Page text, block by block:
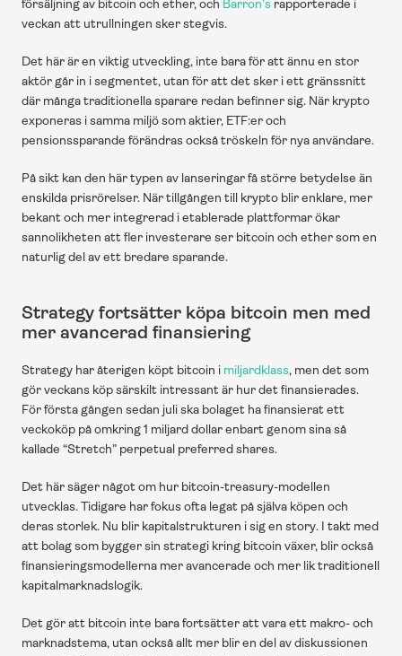
försäljning av bitcoin och ether, och Barron’s rapporterade i
veckan att utrullningen sker stegvis.
Det här är en viktig utveckling, inte bara för att ännu en stor
aktör går in i segmentet, utan för att det sker i ett gränssnitt
där många traditionella sparare redan befinner sig. När krypto
exponeras i samma miljö som aktier, ETF:er och
pensionssparande förändras också tröskeln för nya användare.
På sikt kan den här typen av lanseringar få större betydelse än
enskilda prisrörelser. När tillgången till krypto blir enklare, mer
bekant och mer integrerad i etablerade plattformar ökar
sannolikheten att fler investerare ser bitcoin och ether som en
naturlig del av ett bredare sparande.
Strategy fortsätter köpa bitcoin men med
mer avancerad finansiering
Strategy har återigen köpt bitcoin i miljardklass, men det som
gör veckans köp särskilt intressant är hur det finansierades.
För första gången sedan juli ska bolaget ha finansierat ett
veckoköp på omkring 1 miljard dollar enbart genom sina så
kallade “Stretch” perpetual preferred shares.
Det här säger något om hur bitcoin-treasury-modellen
utvecklas. Tidigare har fokus ofta legat på själva köpen och
deras storlek. Nu blir kapitalstrukturen i sig en story. I takt med
att bolag som bygger sin strategi kring bitcoin växer, blir också
finansieringsmodellerna mer avancerade och mer lik traditionell
kapitalmarknadslogik.
Det gör att bitcoin inte bara fortsätter att vara ett makro- och
marknadstema, utan också allt mer blir en del av diskussionen